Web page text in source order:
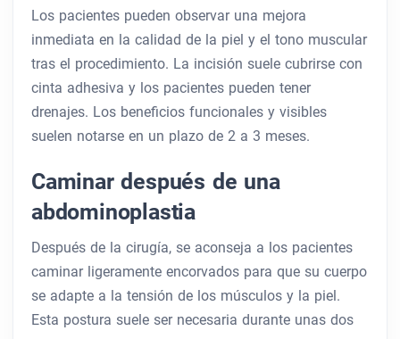
Los pacientes pueden observar una mejora
inmediata en la calidad de la piel y el tono muscular
tras el procedimiento. La incisión suele cubrirse con
cinta adhesiva y los pacientes pueden tener
drenajes. Los beneficios funcionales y visibles
suelen notarse en un plazo de 2 a 3 meses.
Caminar después de una
abdominoplastia
Después de la cirugía, se aconseja a los pacientes
caminar ligeramente encorvados para que su cuerpo
se adapte a la tensión de los músculos y la piel.
Esta postura suele ser necesaria durante unas dos